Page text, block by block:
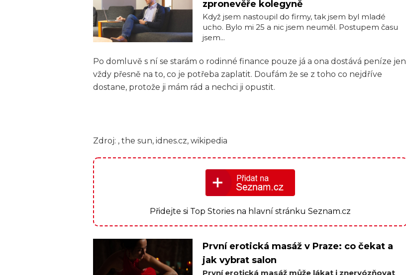
zpronevěře kolegyně
Když jsem nastoupil do firmy, tak jsem byl mladé
ucho. Bylo mi 25 a nic jsem neuměl. Postupem času
jsem...
Po domluvě s ní se starám o rodinné finance pouze já a ona dostává peníze jen
vždy přesně na to, co je potřeba zaplatit. Doufám že se z toho co nejdříve
dostane, protože ji mám rád a nechci ji opustit.
Zdroj: , the sun, idnes.cz, wikipedia
Přidejte si Top Stories na hlavní stránku Seznam.cz
První erotická masáž v Praze: co čekat a
jak vybrat salon
První erotická masáž může lákat i znervózňovat